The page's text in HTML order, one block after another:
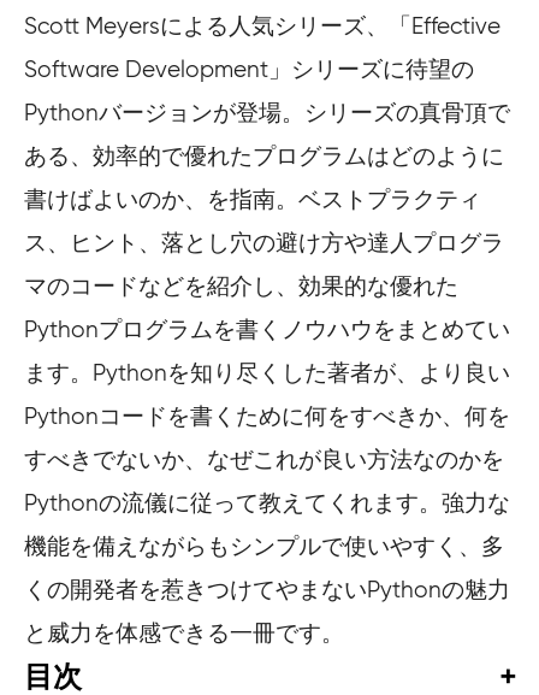
Scott Meyersによる人気シリーズ、「Effective
Software Development」シリーズに待望の
Pythonバージョンが登場。シリーズの真骨頂で
ある、効率的で優れたプログラムはどのように
書けばよいのか、を指南。ベストプラクティ
ス、ヒント、落とし穴の避け方や達人プログラ
マのコードなどを紹介し、効果的な優れた
Pythonプログラムを書くノウハウをまとめてい
ます。Pythonを知り尽くした著者が、より良い
Pythonコードを書くために何をすべきか、何を
すべきでないか、なぜこれが良い方法なのかを
Pythonの流儀に従って教えてくれます。強力な
機能を備えながらもシンプルで使いやすく、多
くの開発者を惹きつけてやまないPythonの魅力
と威力を体感できる一冊です。
目次